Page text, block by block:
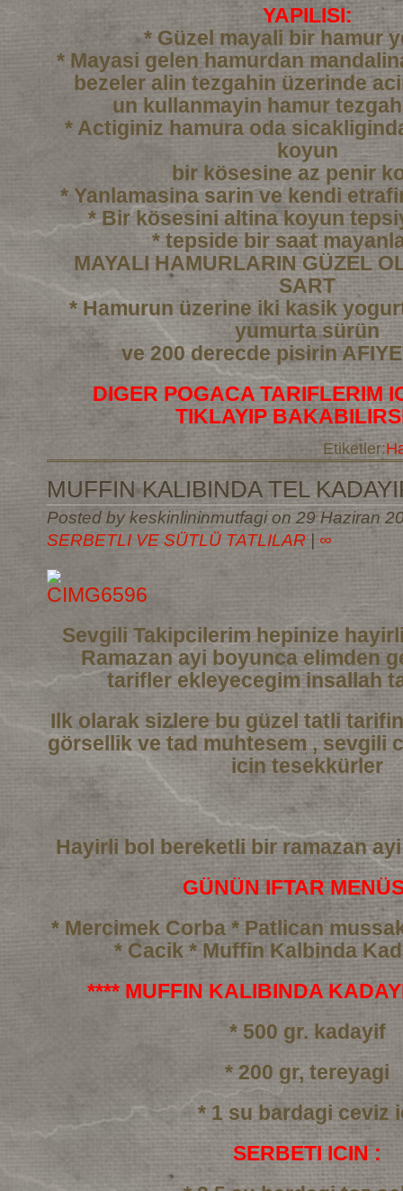
YAPILISI:
* Güzel mayali bir hamur
* Mayasi gelen hamurdan
bezeler alin tezgahin üzerinde
un kullanmayin hamur
* Actiginiz hamura oda
koyun
bir kösesine az penir
* Yanlamasina sarin ve kendi
* Bir kösesini altina koyun
* tepside bir saat
MAYALI HAMURLARIN GÜZEL
SART
* Hamurun üzerine iki kasik
yumurta sürün
ve 200 derecde pisirin
DIGER POGACA TARIFLERIM
TIKLAYIP
Etiketler:
MUFFIN KALIBINDA TEL
Posted by keskinlininmutfagi on 29 Haziran
SERBETLI VE SÜTLÜ TATLILAR
∞
Sevgili Takipcilerim hepinize
Ramazan ayi boyunca elimden
tarifler ekleyecegim insallah
Ilk olarak sizlere bu güzel tatli
görsellik ve tad muhtesem , sevgili
icin tesekkürler
Hayirli bol bereketli bir ramazan
GÜNÜN IFTAR
* Mercimek Corba * Patlican
* Cacik* Muffin Kalbinda
**** MUFFIN KALIBINDA
* 500 gr. kadayif
* 200 gr, tereyagi
* 1 su bardagi ceviz
SERBETI ICIN :